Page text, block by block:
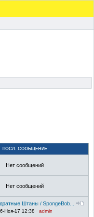
ПОСЛ. СООБЩЕНИЕ
Нет сообщений
Нет сообщений
Штаны / SpongeBob...
Ноя-17 12:38 · admin